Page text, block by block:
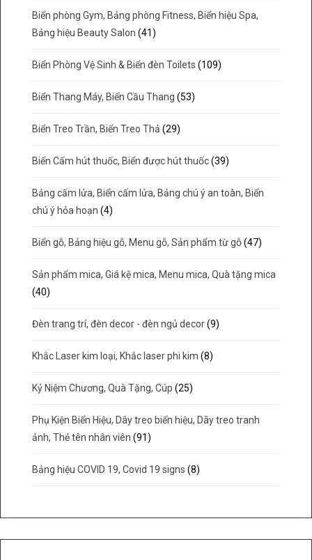
Biển phòng Gym, Bảng phòng Fitness, Biển hiệu Spa,
Bảng hiệu Beauty Salon (41)
Biển Phòng Vệ Sinh & Biển đèn Toilets (109)
Biển Thang Máy, Biển Cầu Thang (53)
Biển Treo Trần, Biển Treo Thả (29)
Biển Cấm hút thuốc, Biển được hút thuốc (39)
Bảng cấm lửa, Biển cấm lửa, Bảng chú ý an toàn, Biển
chú ý hỏa hoạn (4)
Biển gỗ, Bảng hiệu gỗ, Menu gỗ, Sản phẩm từ gỗ (47)
Sản phẩm mica, Giá kệ mica, Menu mica, Quà tặng mica
(40)
Đèn trang trí, đèn decor - đèn ngủ decor (9)
Khắc Laser kim loại, Khắc laser phi kim (8)
Kỷ Niệm Chương, Quà Tặng, Cúp (25)
Phụ Kiện Biển Hiệu, Dây treo biển hiệu, Dây treo tranh
ảnh, Thẻ tên nhân viên (91)
Bảng hiệu COVID 19, Covid 19 signs (8)